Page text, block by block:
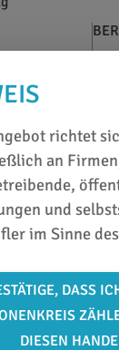
richtet
an
und
im Sinne
DASS
DIESEN